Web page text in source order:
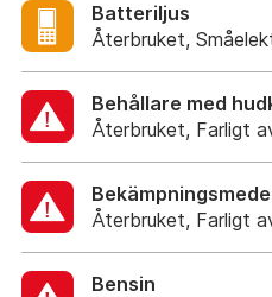
Batteriljus
Återbruket,
Behållare med
Återbruket, Farligt
Återbruket, Farligt
Bensin